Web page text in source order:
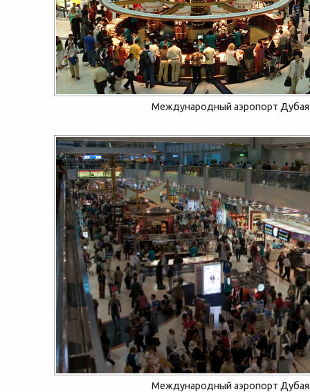
Международный аэропорт Дубая
Международный аэропорт Дубая